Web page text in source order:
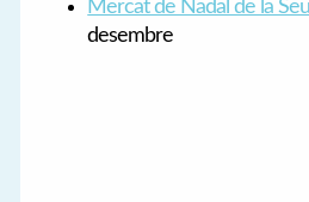
Mercat de Nadal de la Seu
desembre